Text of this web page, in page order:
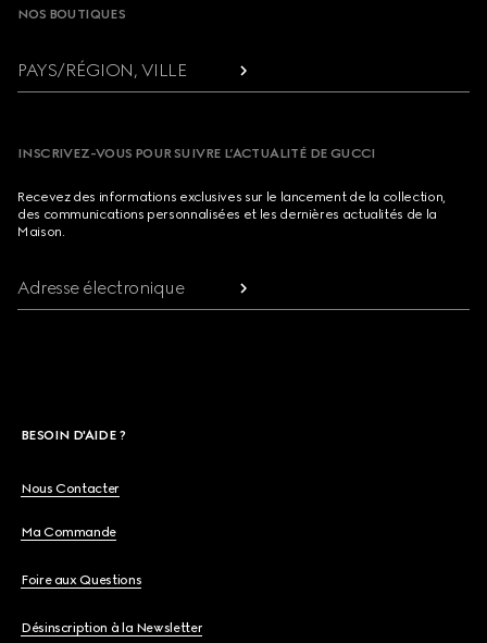
NOS BOUTIQUES
PAYS/RÉGION, VILLE
INSCRIVEZ-VOUS POUR SUIVRE L’ACTUALITÉ DE GUCCI
Recevez des informations exclusives sur le lancement de la collection,
des communications personnalisées et les dernières actualités de la
Maison.
Adresse électronique
BESOIN D'AIDE ?
Nous Contacter
Ma Commande
Foire aux Questions
Désinscription à la Newsletter